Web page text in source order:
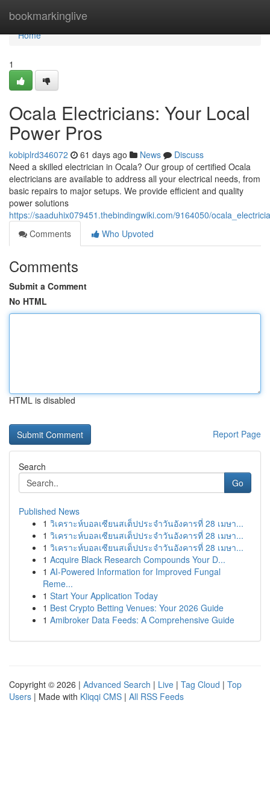
bookmarkinglive
Home
Home
1
Ocala Electricians: Your Local
Power Pros
kobiplrd346072 61 days ago News
Discuss
Need a skilled electrician in Ocala? Our group of certified Ocala
electricians are available to address all your electrical needs, from
basic repairs to major setups. We provide efficient and quality
power solutions
https://saaduhix079451.thebindingwiki.com/9164050/
Comments
Who Upvoted
Comments
Submit a Comment
No HTML
HTML is disabled
Report Page
Search
Go
Published News
1 วิเคราะห์บอลเซียนสเต็ปประจำวันอังคารที่ 28 เมษา...
1 วิเคราะห์บอลเซียนสเต็ปประจำวันอังคารที่ 28 เมษา...
1 วิเคราะห์บอลเซียนสเต็ปประจำวันอังคารที่ 28 เมษา...
1 Acquire Black Research Compounds Your D...
1 AI-Powered Information for Improved Fungal
Reme...
1 Start Your Application Today
1 Best Crypto Betting Venues: Your 2026 Guide
1 Amibroker Data Feeds: A Comprehensive Guide
Copyright © 2026 | Advanced Search | Live | Tag Cloud | Top
Users | Made with Kliqqi CMS | All RSS Feeds